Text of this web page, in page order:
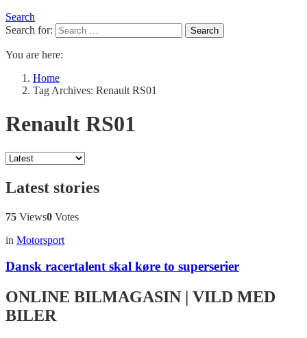
Search
Search for:
Search
You are here:
Home
Tag Archives: Renault RS01
Renault RS01
Latest stories
75 Views0 Votes
in Motorsport
Dansk racertalent skal køre to superserier
ONLINE BILMAGASIN | VILD MED
BILER